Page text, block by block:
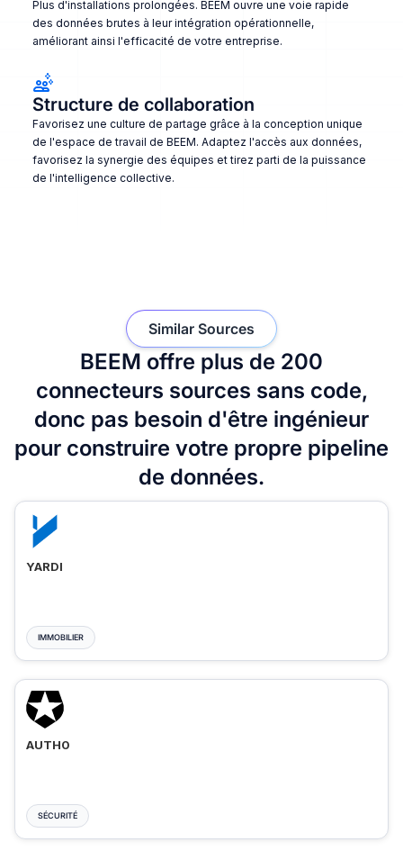
Plus d'installations prolongées. BEEM ouvre une voie rapide
des données brutes à leur intégration opérationnelle,
améliorant ainsi l'efficacité de votre entreprise.
Structure de collaboration
Favorisez une culture de partage grâce à la conception unique
de l'espace de travail de BEEM. Adaptez l'accès aux données,
favorisez la synergie des équipes et tirez parti de la puissance
de l'intelligence collective.
BEEM offre plus de 200
connecteurs sources sans code,
donc pas besoin d'être ingénieur
pour construire votre propre pipeline
de données.
Similar Sources
YARDI
IMMOBILIER
AUTH0
SÉCURITÉ